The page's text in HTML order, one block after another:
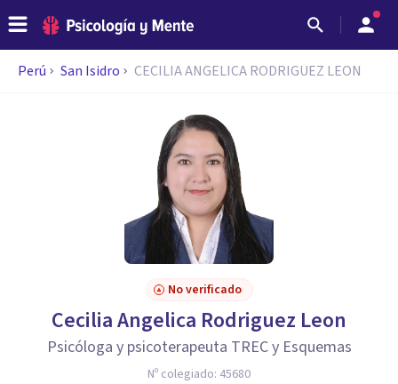
Perú San Isidro CECILIA ANGELICA RODRIGUEZ LEON
No verificado
Cecilia Angelica Rodriguez Leon
Psicóloga y psicoterapeuta TREC y Esquemas
Nº colegiado: 45680